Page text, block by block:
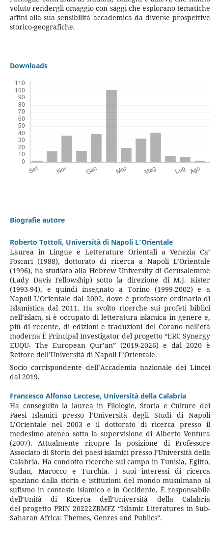
voluto rendergli omaggio con saggi che esplorano tematiche
affini alla sua sensibilità accademica da diverse prospettive
storico-geografiche.
Downloads
Biografie autore
Roberto Tottoli, Università di Napoli L’Orientale
Laurea in Lingue e Letterature Orientali a Venezia Ca’
Foscari (1988), dottorato di ricerca a Napoli L’Orientale
(1996), ha studiato alla Hebrew University di Gerusalemme
(Lady Davis Fellowship) sotto la direzione di M.J. Kister
(1993-94), e quindi insegnato a Torino (1999-2002) e a
Napoli L’Orientale dal 2002, dove è professore ordinario di
Islamistica dal 2011. Ha svolto ricerche sui profeti biblici
nell’islam, si è occupato di letteratura islamica in genere e,
più di recente, di edizioni e traduzioni del Corano nell’età
moderna È Principal Investigator del progetto “ERC Synergy
EUQU- The European Qur’an” (2019-2026) e dal 2020 è
Rettore dell’Università di Napoli L’Orientale.
Socio corrispondente dell’Accademia nazionale dei Lincei
dal 2019.
Francesco Alfonso Leccese, Università della Calabria
Ha conseguito la laurea in Filologie, Storia e Culture dei
Paesi Islamici presso l’Università degli Studi di Napoli
L’Orientale nel 2003 e il dottorato di ricerca presso il
medesimo ateneo sotto la supervisione di Alberto Ventura
(2007). Attualmente ricopre la posizione di Professore
Associato di Storia dei paesi islamici presso l’Università della
Calabria. Ha condotto ricerche sul campo in Tunisia, Egitto,
Sudan, Marocco e Turchia. I suoi interessi di ricerca
spaziano dalla storia e istituzioni del mondo musulmano al
sufismo in contesto islamico e in Occidente. È responsabile
dell’Unità di Ricerca dell’Università della Calabria
del progetto PRIN 20222ZRMFZ “Islamic Literatures in Sub-
Saharan Africa: Themes, Genres and Publics”.